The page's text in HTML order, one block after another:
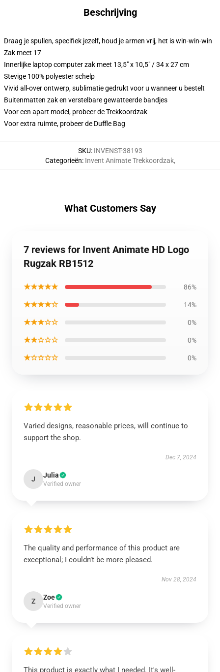
Beschrijving
Draag je spullen, specifiek jezelf, houd je armen vrij, het is win-win-win
Zak meet 17
Innerlijke laptop computer zak meet 13,5" x 10,5" / 34 x 27 cm
Stevige 100% polyester schelp
Vivid all-over ontwerp, sublimatie gedrukt voor u wanneer u bestelt
Buitenmatten zak en verstelbare gewatteerde bandjes
Voor een apart model, probeer de Trekkoordzak
Voor extra ruimte, probeer de Duffle Bag
SKU: INVENST-38193
Categorieën: Invent Animate Trekkoordzak,
What Customers Say
7 reviews for Invent Animate HD Logo
Rugzak RB1512
★★★★★ 86%
★★★★☆ 14%
★★★☆☆ 0%
★★☆☆☆ 0%
★☆☆☆☆ 0%
Varied designs, reasonable prices, will continue to
support the shop.
Dec 7, 2024
J Julia
Verified owner
The quality and performance of this product are
exceptional; I couldn’t be more pleased.
Nov 28, 2024
Z Zoe
Verified owner
This product is exactly what I needed. It's well-